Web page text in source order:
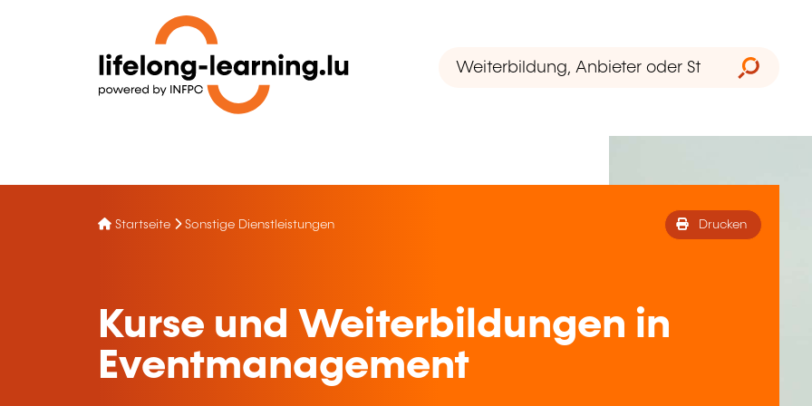
Startseite Sonstige Dienstleistungen Drucken
Kurse und Weiterbildungen in
Eventmanagement